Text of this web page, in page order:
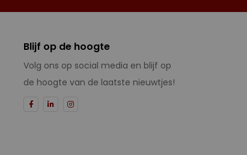
Blijf op de hoogte
Volg ons op social media en blijf op
de hoogte van de laatste nieuwtjes!